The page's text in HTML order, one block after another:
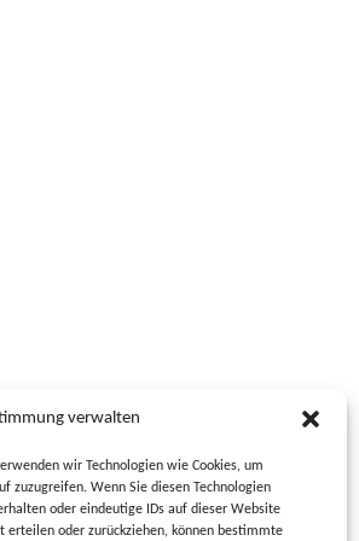
verwalten
wir Technologien wie Cookies, um
zuzugreifen. Wenn Sie diesen Technologien
oder eindeutige IDs auf dieser Website
oder zurückziehen, können bestimmte